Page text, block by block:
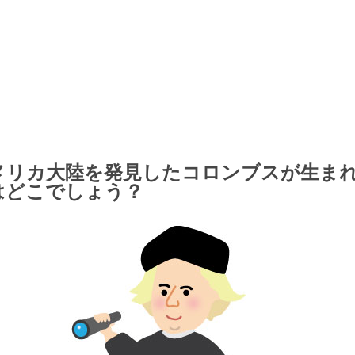
リカ大陸を発見したコロンブスが生ま
こでしょう？